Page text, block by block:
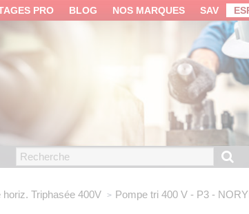
PRO BLOG NOS MARQUES SAV
horiz. Triphasée 400V Pompe tri 400 V - P3 -